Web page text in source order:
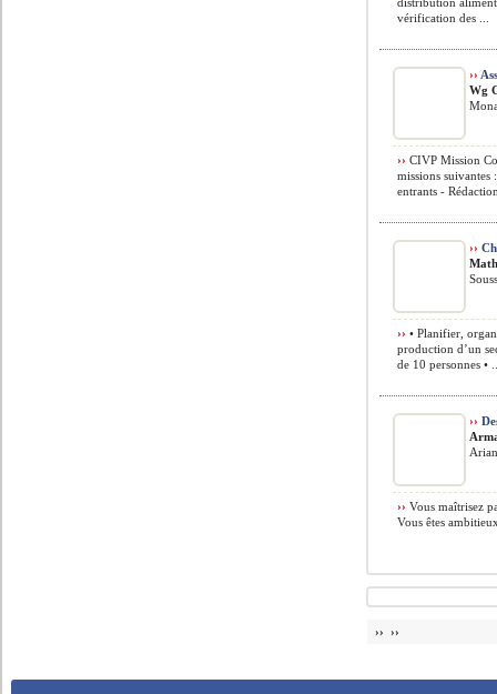
vérification des ...
››
Wg
›› CIVP Mission
missions suivantes
entrants -
››
›› • Planifier,
production d’un
de 10 personnes •
››
›› Vous maîtrisez
Vous êtes
›› ››